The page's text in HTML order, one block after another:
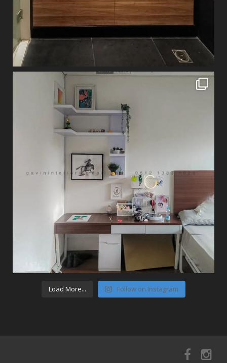
Load More... Follow on Instagram